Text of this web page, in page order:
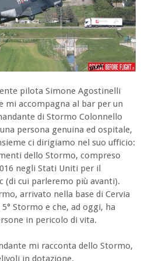
pilota Simone Agostinelli
accompagna al bar per un
di Stormo Colonnello
persona genuina ed ospitale,
ci dirigiamo nel suo ufficio:
dello Stormo, compreso
negli Stati Uniti per il
(di cui parleremo più avanti).
arrivato nella base di Cervia
Stormo e che, ad oggi, ha
in pericolo di vita.
mi racconta dello Stormo,
in dotazione.